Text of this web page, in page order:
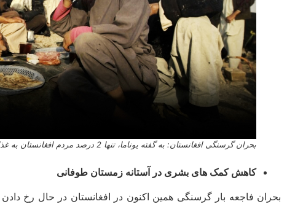
بحران گرسنگی افغانستان: به گفته یوناما، تنها 2 درصد مردم افغانستان به غذا دستری دارند
کاهش کمک های بشری در آستانه زمستان طوفانی
بحران فاجعه بار گرسنگی همین اکنون در افغانستان در حال رخ